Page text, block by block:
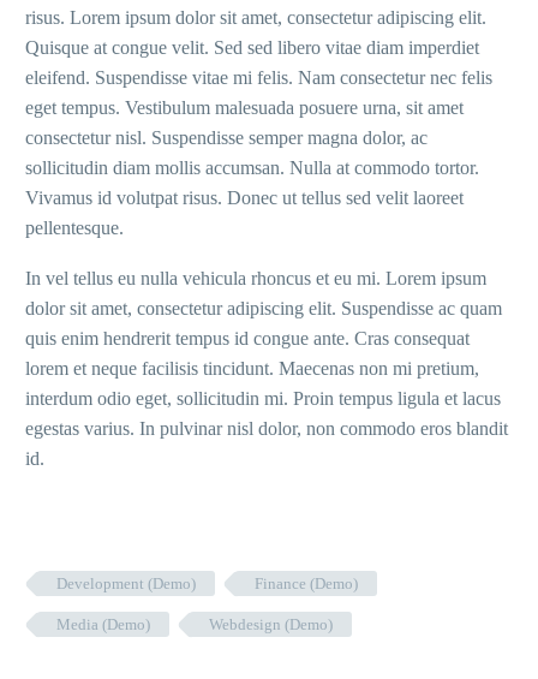
risus. Lorem ipsum dolor sit amet, consectetur adipiscing elit.
Quisque at congue velit. Sed sed libero vitae diam imperdiet
eleifend. Suspendisse vitae mi felis. Nam consectetur nec felis
eget tempus. Vestibulum malesuada posuere urna, sit amet
consectetur nisl. Suspendisse semper magna dolor, ac
sollicitudin diam mollis accumsan. Nulla at commodo tortor.
Vivamus id volutpat risus. Donec ut tellus sed velit laoreet
pellentesque.
In vel tellus eu nulla vehicula rhoncus et eu mi. Lorem ipsum
dolor sit amet, consectetur adipiscing elit. Suspendisse ac quam
quis enim hendrerit tempus id congue ante. Cras consequat
lorem et neque facilisis tincidunt. Maecenas non mi pretium,
interdum odio eget, sollicitudin mi. Proin tempus ligula et lacus
egestas varius. In pulvinar nisl dolor, non commodo eros blandit
id.
Development (Demo) Finance (Demo)
Media (Demo) Webdesign (Demo)